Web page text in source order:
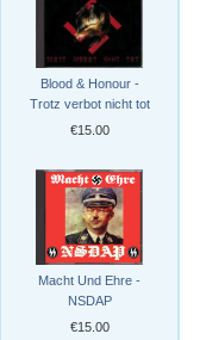
Blood & Honour -
Trotz verbot nicht tot
€15.00
Macht Und Ehre -
NSDAP
€15.00